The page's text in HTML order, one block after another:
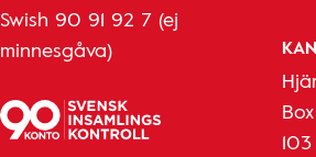
Swish 90 91 92 7 (ej
minnesgåva)